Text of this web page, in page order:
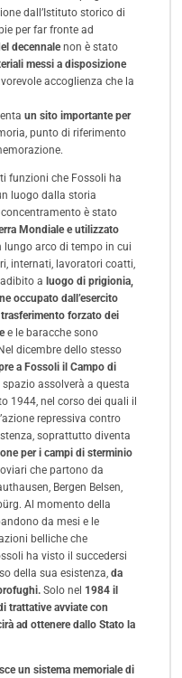
dall’Istituto storico di
per far fronte ad
decennalenon è stato
messi a disposizione
accoglienza che la
un sito importante per
punto di riferimento
funzioni che Fossoli ha
luogo dalla storia
è stato
Mondiale e utilizzato
lungo arco di tempo in cui
internati, lavoratori coatti,
a luogo di prigionia,
occupato dall’esercito
forzato dei
e le baracche sono
dicembre dello stesso
a Fossoli il Campo di
spazio assolverà a questa
1944, nel corso dei quali il
repressiva contro
soprattutto diventa
per i campi di sterminio
che partono da
Bergen Belsen,
Al momento della
da mesi e le
belliche che
ha visto il succedersi
della sua esistenza, da
Solo nel 1984 il
trattative avviate con
ad ottenere dallo Stato la
un sistema memoriale di